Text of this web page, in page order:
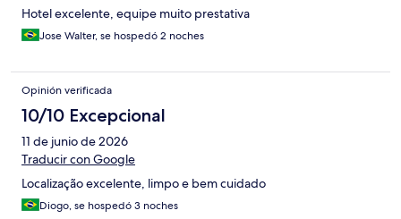
Hotel excelente, equipe muito prestativa
Jose Walter, se hospedó 2 noches
Opinión verificada
10/10 Excepcional
11 de junio de 2026
Traducir con Google
Localização excelente, limpo e bem cuidado
Diogo, se hospedó 3 noches